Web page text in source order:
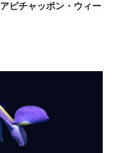
アピチャッポン・ウィー